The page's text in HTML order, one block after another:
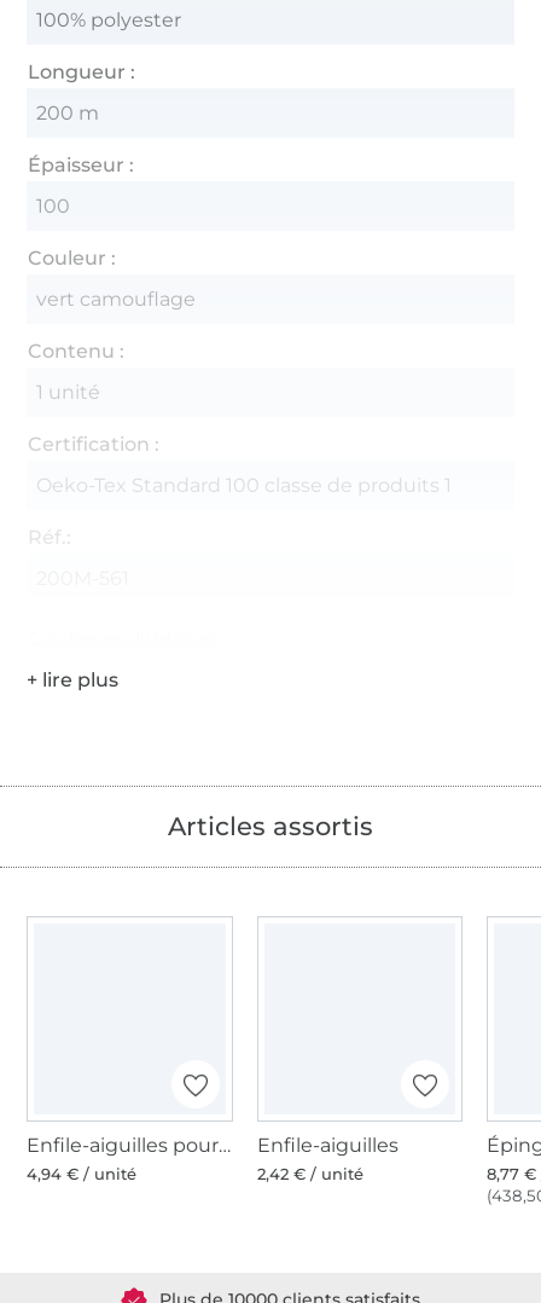
100% polyester
Longueur :
200 m
Épaisseur :
100
Couleur :
vert camouflage
Contenu :
1 unité
Certification :
Oeko-Tex Standard 100 classe de produits 1
Réf.:
Articles assortis
Enfile-aiguilles pour machines Overlock
4,94 € / unité
Enfile-aiguilles
2,42 € / unité
8,77